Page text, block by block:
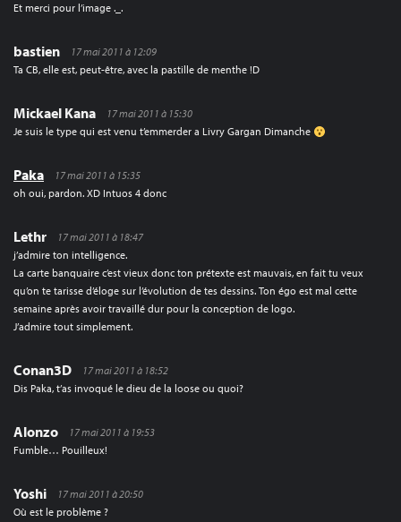
Et merci pour l’image ._.
bastien
17 mai 2011 à 12:09
Ta CB, elle est, peut-être, avec la pastille de menthe !D
Mickael Kana
17 mai 2011 à 15:30
Je suis le type qui est venu t’emmerder a Livry Gargan Dimanche
Paka
17 mai 2011 à 15:35
oh oui, pardon. XD Intuos 4 donc
Lethr
17 mai 2011 à 18:47
j’admire ton intelligence.
La carte banquaire c’est vieux donc ton prétexte est mauvais, en fait tu veux
qu’on te tarisse d’éloge sur l’évolution de tes dessins. Ton égo est mal cette
semaine après avoir travaillé dur pour la conception de logo.
J’admire tout simplement.
Conan3D
17 mai 2011 à 18:52
Dis Paka, t’as invoqué le dieu de la loose ou quoi?
Alonzo
17 mai 2011 à 19:53
Fumble… Pouilleux!
Yoshi
17 mai 2011 à 20:50
Où est le problème ?